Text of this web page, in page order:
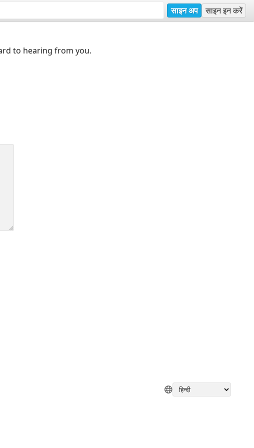
साइन अप साइन इन करें
to hearing from you.